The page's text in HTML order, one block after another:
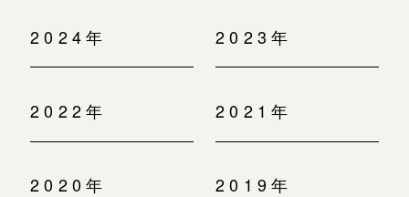
2024年 2023年
2022年 2021年
2020年 2019年